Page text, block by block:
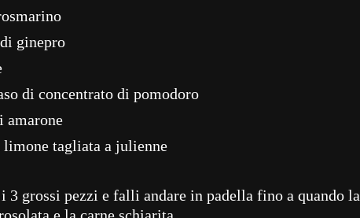
ginepro
di concentrato di pomodoro
amarone
tagliata a julienne
3 grossi pezzi e falli andare in padella fino a quando la